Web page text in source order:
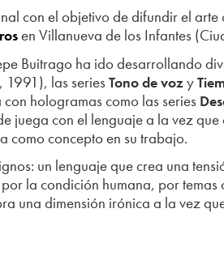
con el objetivo de difundir el
en Villanueva de los Infantes
Buitrago ha ido desarrollando
1991), las seriesTono de vozy
hologramas como las series
juega con el lenguaje a la vez
como concepto en su trabajo.
un lenguaje que crea una
la condición humana, por
una dimensión irónica a la vez